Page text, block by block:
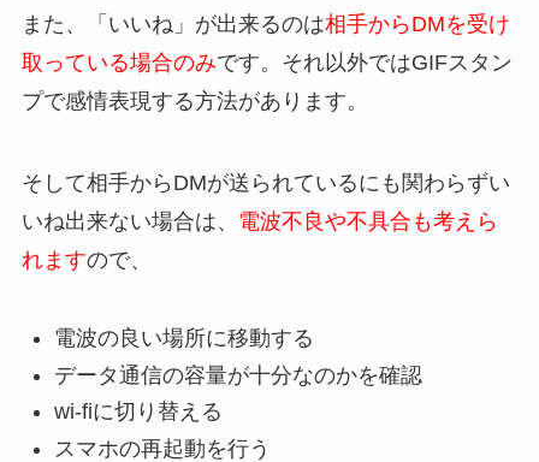
また、「いいね」が出来るのは相手からDMを受け
取っている場合のみです。それ以外ではGIFスタン
プで感情表現する方法があります。
そして相手からDMが送られているにも関わらずい
いね出来ない場合は、 電波不良や不具合も考えら
れますので、
電波の良い場所に移動する
データ通信の容量が十分なのかを確認
wi-fiに切り替える
スマホの再起動を行う